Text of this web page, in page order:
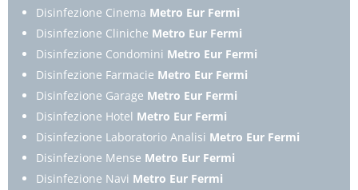
Disinfezione Cinema Metro Eur Fermi
Disinfezione Cliniche Metro Eur Fermi
Disinfezione Condomini Metro Eur Fermi
Disinfezione Farmacie Metro Eur Fermi
Disinfezione Garage Metro Eur Fermi
Disinfezione Hotel Metro Eur Fermi
Disinfezione Laboratorio Analisi Metro Eur Fermi
Disinfezione Mense Metro Eur Fermi
Disinfezione Navi Metro Eur Fermi